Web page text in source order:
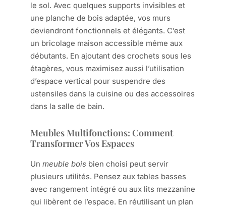
le sol. Avec quelques supports invisibles et
une planche de bois adaptée, vos murs
deviendront fonctionnels et élégants. C’est
un bricolage maison accessible même aux
débutants. En ajoutant des crochets sous les
étagères, vous maximisez aussi l’utilisation
d’espace vertical pour suspendre des
ustensiles dans la cuisine ou des accessoires
dans la salle de bain.
Meubles Multifonctions: Comment
Transformer Vos Espaces
Un meuble bois bien choisi peut servir
plusieurs utilités. Pensez aux tables basses
avec rangement intégré ou aux lits mezzanine
qui libèrent de l’espace. En réutilisant un plan